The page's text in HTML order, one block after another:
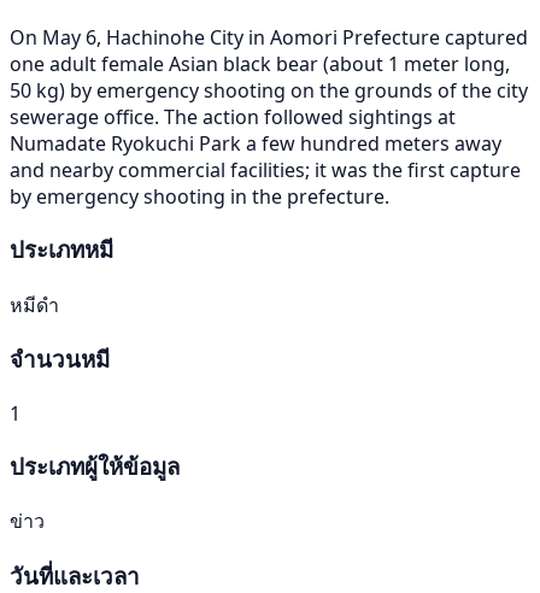
On May 6, Hachinohe City in Aomori Prefecture captured
one adult female Asian black bear (about 1 meter long,
50 kg) by emergency shooting on the grounds of the city
sewerage office. The action followed sightings at
Numadate Ryokuchi Park a few hundred meters away
and nearby commercial facilities; it was the first capture
by emergency shooting in the prefecture.
ประเภทหมี
หมีดำ
จำนวนหมี
1
ประเภทผู้ให้ข้อมูล
ข่าว
วันที่และเวลา